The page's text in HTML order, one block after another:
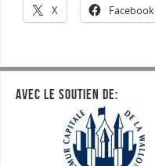
X Facebook
AVEC LE SOUTIEN DE: